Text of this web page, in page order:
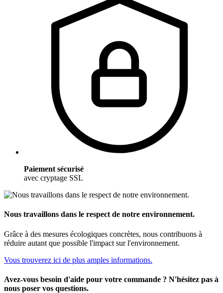
Paiement sécurisé
avec cryptage SSL
Nous travaillons dans le respect de notre environnement.
Grâce à des mesures écologiques concrètes, nous contribuons à
réduire autant que possible l'impact sur l'environnement.
Vous trouverez ici de plus amples informations.
Avez-vous besoin d'aide pour votre commande ? N'hésitez pas à
nous poser vos questions.